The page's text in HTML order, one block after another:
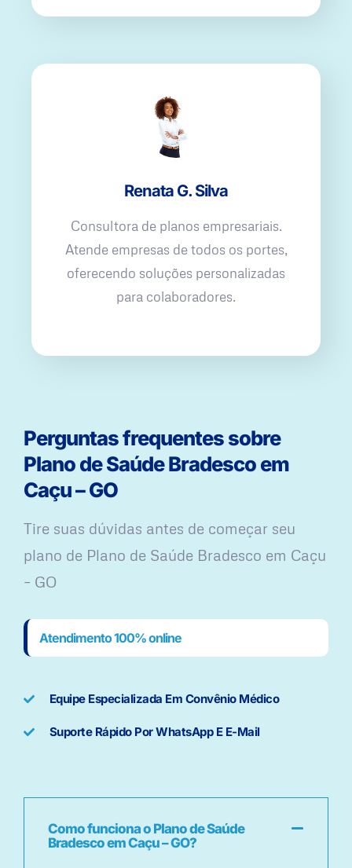
Renata G. Silva
Consultora de planos empresariais.
Atende empresas de todos os portes,
oferecendo soluções personalizadas
para colaboradores.
Perguntas frequentes sobre
Plano de Saúde Bradesco em
Caçu – GO
Tire suas dúvidas antes de começar seu
plano ​de Plano de Saúde Bradesco em Caçu
– GO
Atendimento 100% online
Equipe Especializada Em Convênio Médico
Suporte Rápido Por WhatsApp E E-Mail
Como funciona o Plano de Saúde
Bradesco em Caçu – GO?